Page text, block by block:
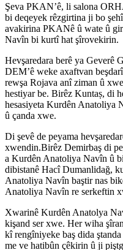
Şeva PKAN’ê, li salona
bi deqeyek rêzgirtina ji bo
avakirina PKANê û wate û
Navîn bi kurtî hat şîrovekirin.
Hevşaredara berê ya Geverê
DEM’ê weke axaftvan
rewşa Rojava anî ziman û
hestiyar be. Birêz Kuntaṣ, di
hesasiyeta Kurdên Anatoliya
û çanda xwe.
Di şevê de peyama
xwendin.Birêz Demirbaş di
a Kurdên Anatoliya Navîn û
dibistanê Hacî Dumanlidağ,
Anatoliya Navîn baştir nas
Anatoliya Navîn re serkeftin
Xwarinê Kurdên Anatolya
kişand ser xwe. Her wiha
kî rengîniyeke baş dida
me ve hatibûn çêkirin û ji